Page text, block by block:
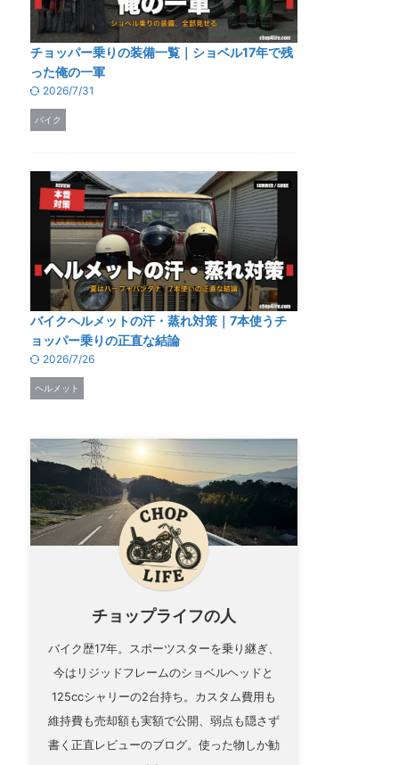
チョッパー乗りの装備一覧｜ショベル17年で残
った俺の一軍
2026/7/31
バイク
バイクヘルメットの汗・蒸れ対策｜7本使うチ
ョッパー乗りの正直な結論
2026/7/26
ヘルメット
チョップライフの人
バイク歴17年。スポーツスターを乗り継ぎ、
今はリジッドフレームのショベルヘッドと
125ccシャリーの2台持ち。カスタム費用も
維持費も売却額も実額で公開、弱点も隠さず
書く正直レビューのブログ。使った物しか勧